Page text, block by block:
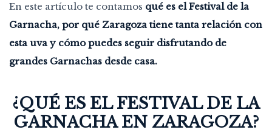
En este artículo te contamos qué es el Festival de la
Garnacha, por qué Zaragoza tiene tanta relación con
esta uva y cómo puedes seguir disfrutando de
grandes Garnachas desde casa.
¿QUÉ ES EL FESTIVAL DE LA
GARNACHA EN ZARAGOZA?